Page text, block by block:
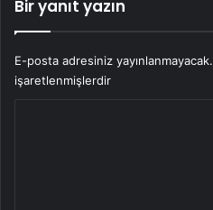
Bir yanıt yazın
E-posta adresiniz yayınlanmayacak.
işaretlenmişlerdir